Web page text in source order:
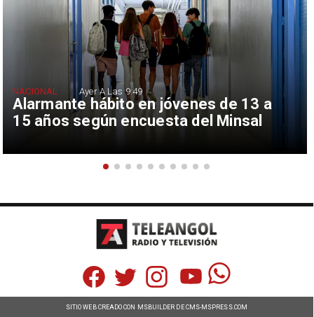
Alarmante hábito en jóvenes de 13 a
15 años según encuesta del Minsal
NACIONAL Ayer A Las 9:49
SITIO WEB CREADO CON MSBUILDER DE CMS-MSPRESS.COM